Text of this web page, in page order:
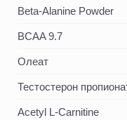
Beta-Alanine Powder
BCAA 9.7
Олеат
Тестостерон
Acetyl L-Carnitine